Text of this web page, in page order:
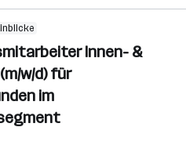
Innen- &
w/d) für
im